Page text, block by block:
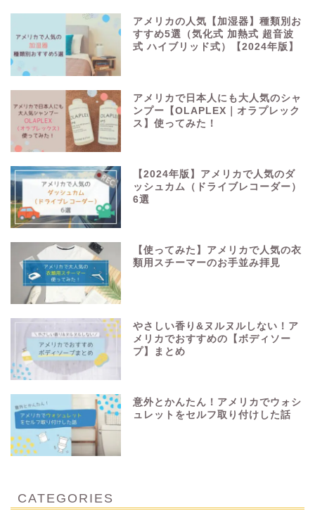
アメリカの人気【加湿器】種類別お
すすめ5選（気化式 加熱式 超音波
式 ハイブリッド式）【2024年版】
アメリカで日本人にも大人気のシャ
ンプー【OLAPLEX｜オラプレック
ス】使ってみた！
【2024年版】アメリカで人気のダ
ッシュカム（ドライブレコーダー）
6選
【使ってみた】アメリカで人気の衣
類用スチーマーのお手並み拝見
やさしい香り&ヌルヌルしない！ア
メリカでおすすめの【ボディソー
プ】まとめ
意外とかんたん！アメリカでウォシ
ュレットをセルフ取り付けした話
CATEGORIES